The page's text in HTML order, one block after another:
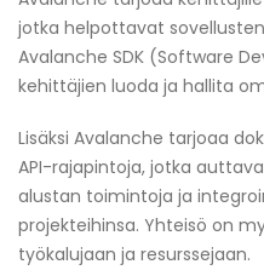
jotka helpottavat
Avalanche SDK (Software
kehittäjien luoda ja hallita
Lisäksi Avalanche tarjoaa
API-rajapintoja, jotka
alustan toimintoja ja
projekteihinsa. Yhteisö on
työkalujaan ja resurssejaan.